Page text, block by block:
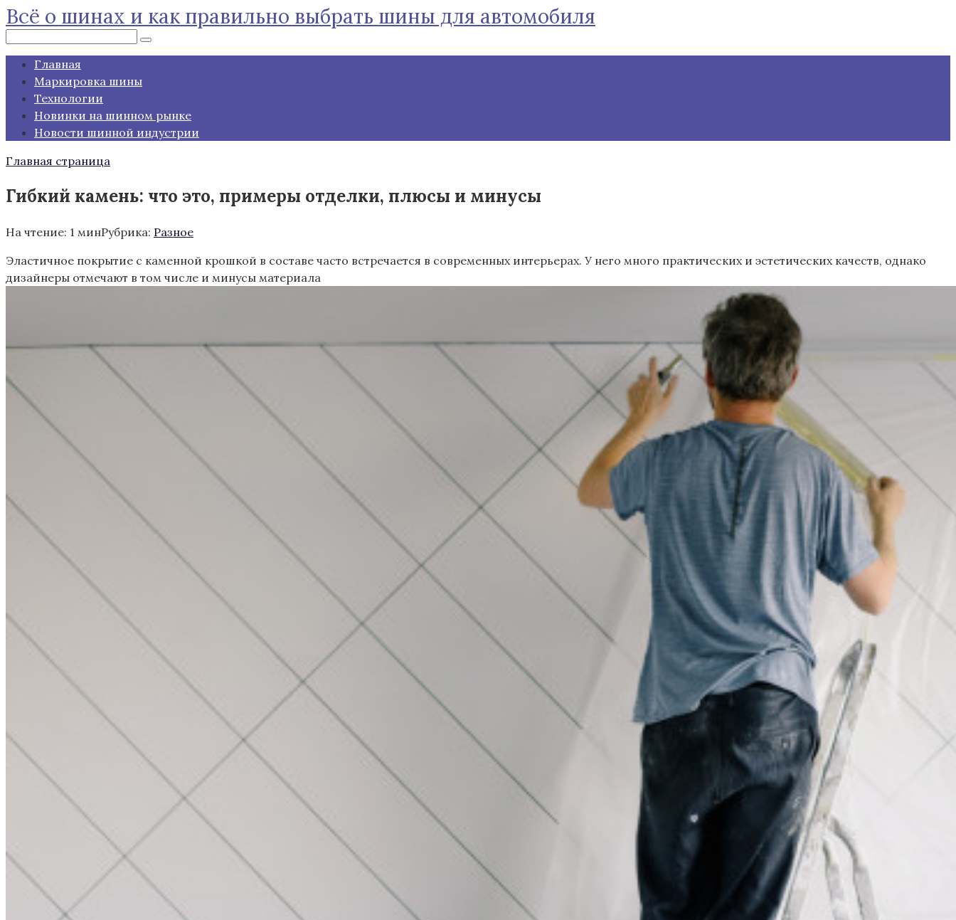
Перейти
к
контенту
Всё о шинах и как правильно выбрать шины для автомобиля
Главная
Маркировка шины
Технологии
Новинки на шинном рынке
Новости шинной индустрии
Главная страница
Гибкий камень: что это, примеры отделки, плюсы и минусы
На чтение: 1 минРубрика: Разное
Эластичное покрытие с каменной крошкой в составе часто встречается в современных интерьерах. У него много практических и эстетических качеств, однако
дизайнеры отмечают в том числе и минусы материала